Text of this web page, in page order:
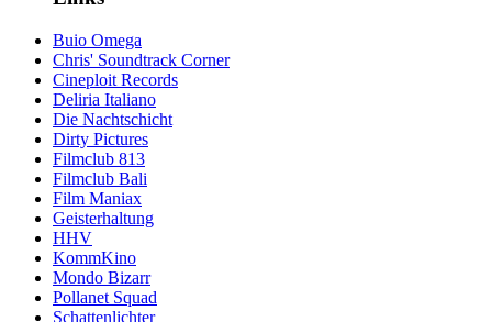
Buio Omega
Chris' Soundtrack Corner
Cineploit Records
Deliria Italiano
Die Nachtschicht
Dirty Pictures
Filmclub 813
Filmclub Bali
Film Maniax
Geisterhaltung
HHV
KommKino
Mondo Bizarr
Pollanet Squad
Schattenlichter